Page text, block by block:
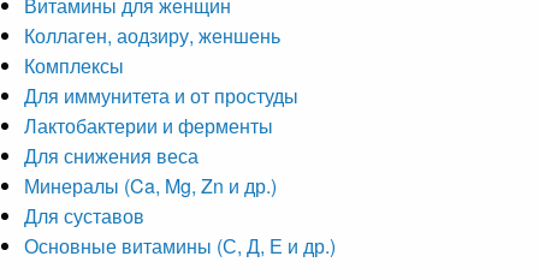
Витамины для женщин
Коллаген, аодзиру, женшень
Комплексы
Для иммунитета и от простуды
Лактобактерии и ферменты
Для снижения веса
Минералы (Ca, Mg, Zn и др.)
Для суставов
Основные витамины (С, Д, Е и др.)